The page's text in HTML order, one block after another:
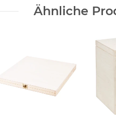
Ähnliche